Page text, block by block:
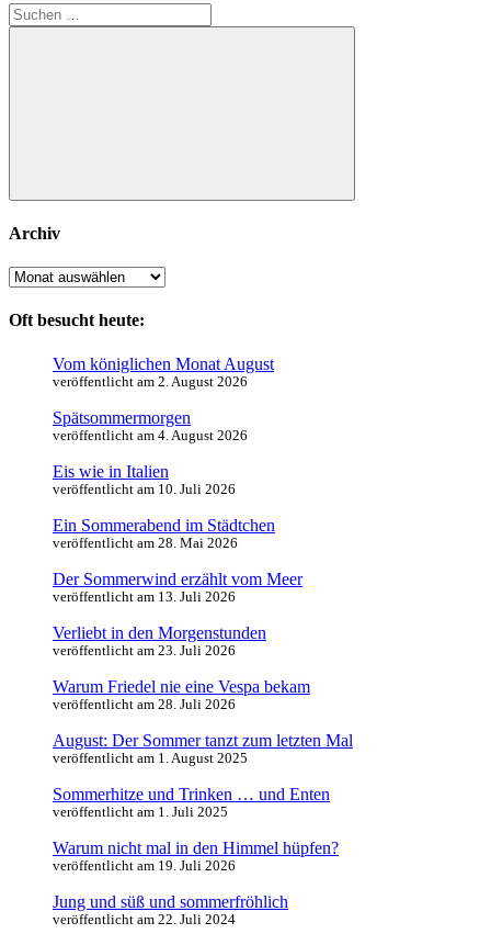
Suchen
nach:
Suchen
Archiv
Archiv
Oft besucht heute:
Vom königlichen Monat August
veröffentlicht am 2. August 2026
Spätsommermorgen
veröffentlicht am 4. August 2026
Eis wie in Italien
veröffentlicht am 10. Juli 2026
Ein Sommerabend im Städtchen
veröffentlicht am 28. Mai 2026
Der Sommerwind erzählt vom Meer
veröffentlicht am 13. Juli 2026
Verliebt in den Morgenstunden
veröffentlicht am 23. Juli 2026
Warum Friedel nie eine Vespa bekam
veröffentlicht am 28. Juli 2026
August: Der Sommer tanzt zum letzten Mal
veröffentlicht am 1. August 2025
Sommerhitze und Trinken … und Enten
veröffentlicht am 1. Juli 2025
Warum nicht mal in den Himmel hüpfen?
veröffentlicht am 19. Juli 2026
Jung und süß und sommerfröhlich
veröffentlicht am 22. Juli 2024